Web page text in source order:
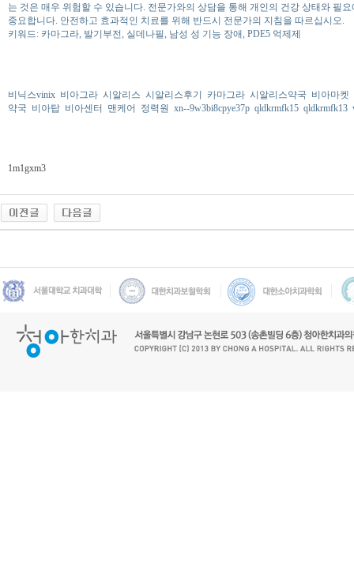
는 것은 매우 위험할 수 있습니다. 전문가와의 상담을 통해 개인의 건강 상태와 필
중요합니다. 안전하고 효과적인 치료를 위해 반드시 전문가의 지침을 따르십시오.
키워드: 카마그라, 발기부전, 실데나필, 남성 성 기능 장애, PDE5 억제제
비닉스vinix 비아그라 시알리스 시알리스후기 카마그라 시알리스약국 비아마켓
약국 비아탑 비아센터 맨케어 정력원 xn--9w3bi8cpye37p qldkrmfk15 qldkrmfk13
1m1gxm3